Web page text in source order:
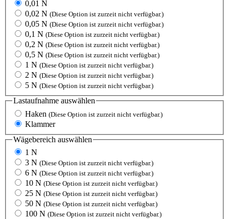
0,01 N
0,02 N (Diese Option ist zurzeit nicht verfügbar.)
0,05 N (Diese Option ist zurzeit nicht verfügbar.)
0,1 N (Diese Option ist zurzeit nicht verfügbar.)
0,2 N (Diese Option ist zurzeit nicht verfügbar.)
0,5 N (Diese Option ist zurzeit nicht verfügbar.)
1 N (Diese Option ist zurzeit nicht verfügbar.)
2 N (Diese Option ist zurzeit nicht verfügbar.)
5 N (Diese Option ist zurzeit nicht verfügbar.)
Lastaufnahme auswählen
Haken (Diese Option ist zurzeit nicht verfügbar.)
Klammer
Wägebereich auswählen
1 N
3 N (Diese Option ist zurzeit nicht verfügbar.)
6 N (Diese Option ist zurzeit nicht verfügbar.)
10 N (Diese Option ist zurzeit nicht verfügbar.)
25 N (Diese Option ist zurzeit nicht verfügbar.)
50 N (Diese Option ist zurzeit nicht verfügbar.)
100 N (Diese Option ist zurzeit nicht verfügbar.)